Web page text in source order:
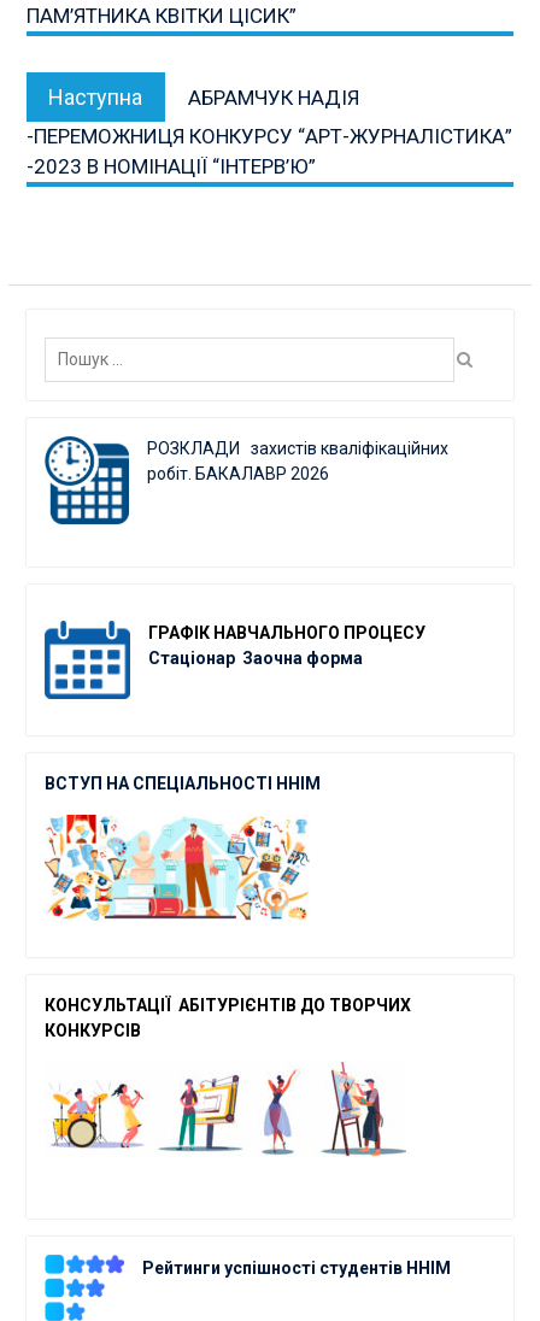
ПАМ’ЯТНИКА КВІТКИ ЦІСИК”
Наступна
публікація:
АБРАМЧУК НАДІЯ
-ПЕРЕМОЖНИЦЯ КОНКУРСУ “АРТ-ЖУРНАЛІСТИКА”
-2023 В НОМІНАЦІЇ “ІНТЕРВ’Ю”
Пошук:
РОЗКЛАДИ захистів кваліфікаційних
робіт. БАКАЛАВР 2026
ГРАФІК НАВЧАЛЬНОГО ПРОЦЕСУ
Стаціонар Заочна форма
ВСТУП НА СПЕЦІАЛЬНОСТІ ННІМ
КОНСУЛЬТАЦІЇ АБІТУРІЄНТІВ ДО ТВОРЧИХ
КОНКУРСІВ
Рейтинги успішності студентів ННІМ